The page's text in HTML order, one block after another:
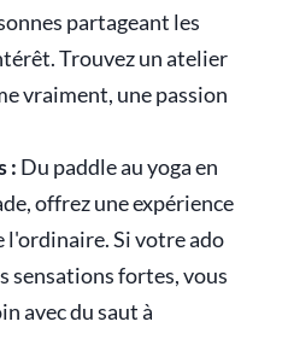
partageant les
Trouvez un atelier
vraiment, une passion
: Du paddle au yoga en
offrez une expérience
Si votre ado
sensations fortes, vous
avec du saut à